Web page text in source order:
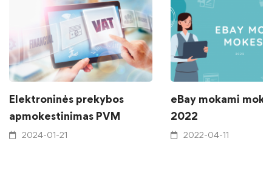
Elektroninės prekybos
apmokestinimas PVM
2024-01-21
eBay mokami
2022
2022-04-11